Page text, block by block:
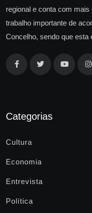
regional e conta com
trabalho importante de
Concelho, sendo que esta
Categorias
Cultura
Economia
Entrevista
Política